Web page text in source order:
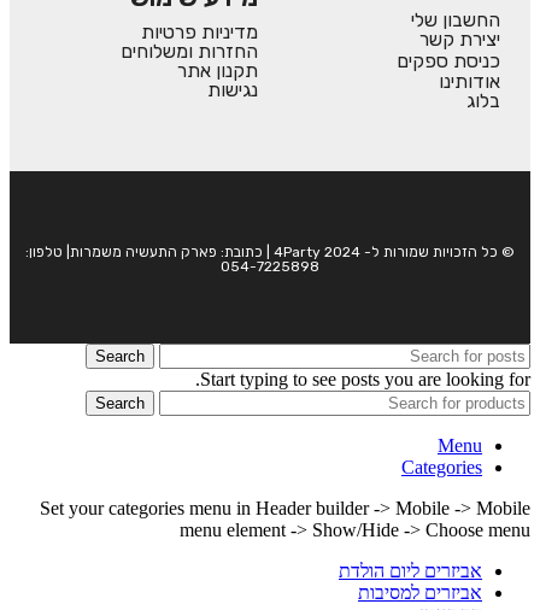
החשבון שלי
יצירת קשר
כניסת ספקים
אודותינו
בלוג
מדיניות פרטיות
החזרות ומשלוחים
תקנון אתר
נגישות
© כל הזכויות שמורות ל- 4Party 2024 | כתובת: פארק התעשיה משמרות| טלפון:
054-7225898
Search
Start typing to see posts you are looking for.
Search
Menu
Categories
Set your categories menu in Header builder -> Mobile -> Mobile
menu element -> Show/Hide -> Choose menu
אביזרים ליום הולדת
אביזרים למסיבות